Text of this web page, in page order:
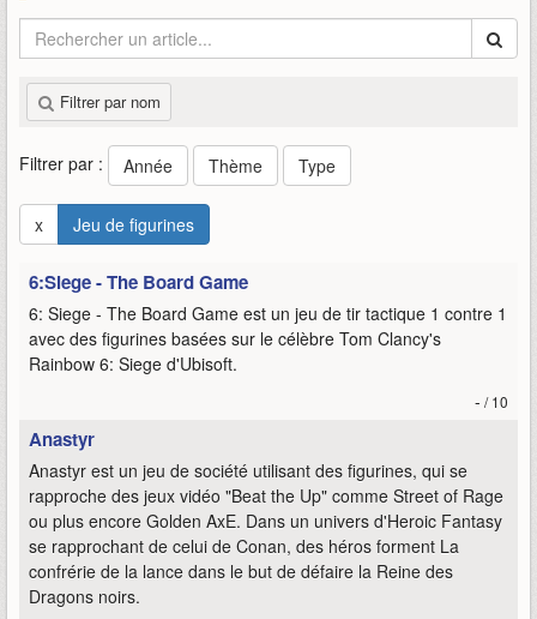
Filtrer par nom
Filtrer par : Année Thème Type
x Jeu de figurines
6:Siege - The Board Game
6: Siege - The Board Game est un jeu de tir tactique 1 contre 1
avec des figurines basées sur le célèbre Tom Clancy's
Rainbow 6: Siege d'Ubisoft.
- / 10
Anastyr
Anastyr est un jeu de société utilisant des figurines, qui se
rapproche des jeux vidéo "Beat the Up" comme Street of Rage
ou plus encore Golden AxE. Dans un univers d'Heroic Fantasy
se rapprochant de celui de Conan, des héros forment La
confrérie de la lance dans le but de défaire la Reine des
Dragons noirs.